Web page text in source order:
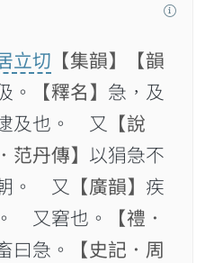
立切 【集韻】
【韻
。 【釋名】 急，及
及也。 又
【說
范丹傳】 以狷急不
。 又
【廣韻】 疾
又窘也。
【禮．
曰急。
【史記．周